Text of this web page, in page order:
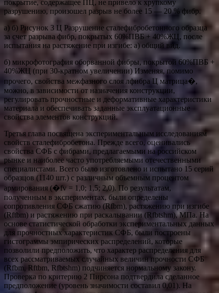
покрытие, содержащее ПЦ, не привело к хрупкому
разрушению, произошел разрыв не более 15 — 20 % фибр.
а) б) Рисунок 3 Ц Разрушение сталефибробетонного образца
за счет разрыва фибр, покрытых 60%ПВБ + 40%ЖЦ, после
испытания на растяжение при изгибе: а) общий вид.
б) микрофотография оборванной фибры, покрытой 60%ПВБ +
40%ЖЦ (при 30-кратном увеличении) Изменяя, помимо
прочего, свойства межфазного слоя лфибра Ц матрица�,
можно, в зависимости от назначения конструкции,
регулировать прочностные и деформативные характеристики
материала и обеспечивать заданные эксплуатационные
свойства элементов конструкций.
Третья глава посвящена экспериментальным исследованиям
свойств сталефибробетона. Прежде всего, оценивались
свойства СФБ с фибрами, предлагаемыми на российском
рынке и наиболее часто употребляемыми отечественными
специалистами. Всего было изготовлено и испытано 15 серий
образцов (1140 шт.) с различным объемным процентом
армирования (�fv = 1,0; 1,5; 2,0). По результатам,
полученным в экспериментах, были определены
сопротивления СФБ сжатию (Rfbm), растяжению при изгибе
(Rftbm) и растяжению при раскалывании (Rfbtshm), МПа. На
основе статистической обработки экспериментальных данных
для прочностных характеристик СФБ, были построены
гистограммы эмпирических распределений, которые
позволили предположить, что характер распределения для
всех рассматриваемых случайных величин прочности СФБ
(Rfbm, Rftbm, Rfbtshm) подчиняется нормальному закону.
Проверка по критерию 2 Пирсона подтвердила сделанное
предположение (уровень значимости составил 0,01). На